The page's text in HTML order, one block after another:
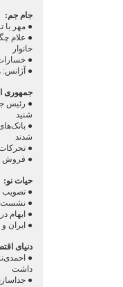
جام جم:
● مهر با
● علا‌م
خانوار
●
● آژانس:
جمهوری
● رئیس
شنید
●
شدند
●
● فروش
حیات نو:
● تصویب
● نشست
● ابهام
● ایران
دنیای
●
داشت
●